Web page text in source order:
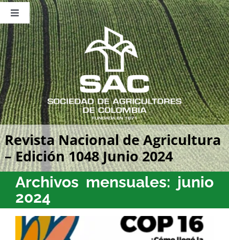
Saltar
contenido
Toggle
Navigation
Nosotros
Publicaciones
Sala de Prensa
Eventos
Revista Nacional de Agricultura
– Edición 1048 Junio 2024
Archivos mensuales: junio
2024